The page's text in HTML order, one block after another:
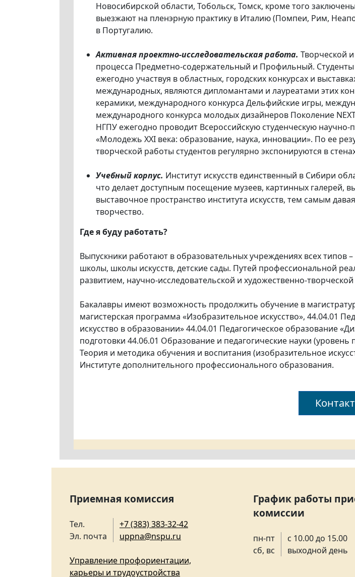
Новосибирской области, Тобольск, Томск, кроме того
выезжают на пленэрную практику в Италию (Помпеи, Рим,
в Португалию.
Активная проектно-исследовательская работа. Творческой
процесса Предметно-содержательный и Профильный.
ежегодно участвуя в областных, городских конкурсах и
международных, являются дипломантами и лауреатами этих
керамики, международного конкурса Дельфийские игры,
международного конкурса молодых дизайнеров Поколение
НГПУ ежегодно проводит Всероссийскую студенческую
«Молодежь XXI века: образование, наука, инновации». По ее
творческой работы студентов регулярно экспонируются в
Учебный корпус. Институт искусств единственный в Сибири
что делает доступным посещение музеев, картинных галерей,
выставочное пространство института искусств, тем самым
творчество.
Где я буду работать?
Выпускники работают в образовательных учреждениях всех
школы, школы искусств, детские сады. Путей профессиональной
развитием, научно-исследовательской и художественно-
Бакалавры имеют возможность продолжить обучение в
магистерская программа «Изобразительное искусство», 44.04.01
искусство в образовании» 44.04.01 Педагогическое образование
подготовки 44.06.01 Образование и педагогические науки
Теория и методика обучения и воспитания (изобразительное
Институте дополнительного профессионального образования.
Приемная комиссия
Тел.
Эл. почта
+7 (383) 383-32-42
uppna@nspu.ru
Управление профориентации,
карьеры и трудоустройства
График работы
комиссии
пн-пт
сб, вс
с 10.00 до 15.00
выходной день